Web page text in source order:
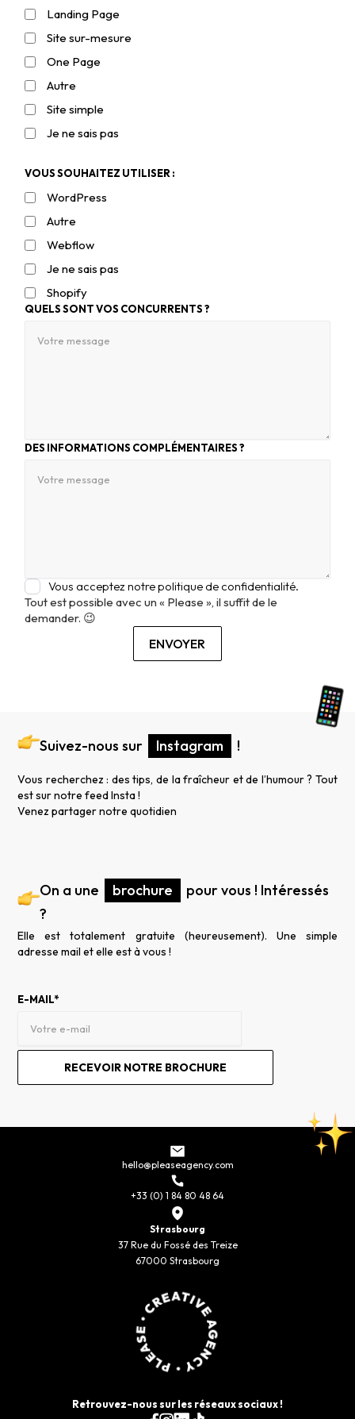
Landing Page
Site sur-mesure
One Page
Autre
Site simple
Je ne sais pas
VOUS SOUHAITEZ UTILISER :
WordPress
Autre
Webflow
Je ne sais pas
Shopify
QUELS SONT VOS CONCURRENTS ?
DES INFORMATIONS COMPLÉMENTAIRES ?
Vous acceptez notre politique de confidentialité.
Tout est possible avec un « Please », il suffit de le
demander. 😉
Suivez-nous sur Instagram !
Vous recherchez : des tips, de la fraîcheur et de l’humour ? Tout
est sur notre feed Insta !
Venez partager notre quotidien
On a une brochure
pour vous ! Intéressés
?
Elle est totalement gratuite (heureusement). Une simple
adresse mail et elle est à vous !
E-MAIL*
hello@pleaseagency.com
+33 (0) 1 84 80 48 64
Strasbourg
37 Rue du Fossé des Treize
67000 Strasbourg
Retrouvez-nous sur les réseaux sociaux !